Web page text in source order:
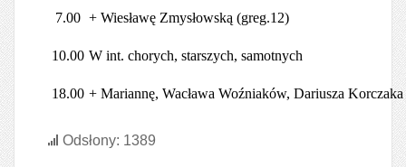
7.00 + Wiesławę Zmysłowską (greg.12)
10.00 W int. chorych, starszych, samotnych
18.00 + Mariannę, Wacława Woźniaków, Dariusza Korczaka
Odsłony: 1389